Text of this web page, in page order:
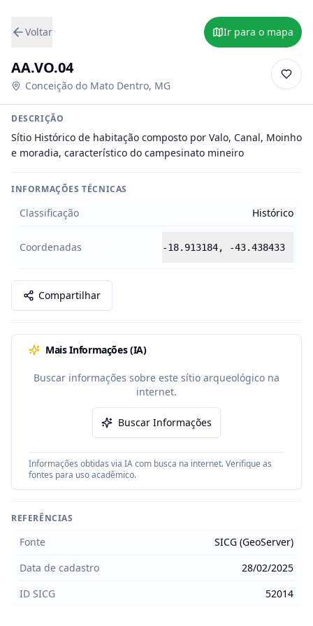
Voltar Ir para o mapa
AA.VO.04
Conceição do Mato Dentro, MG
DESCRIÇÃO
Sítio Histórico de habitação composto por Valo, Canal, Moinho
e moradia, característico do campesinato mineiro
INFORMAÇÕES TÉCNICAS
Classificação Histórico
Coordenadas -18.913184, -43.438433
Compartilhar
Mais Informações (IA)
Buscar informações sobre este sítio arqueológico na
internet.
Buscar Informações
Informações obtidas via IA com busca na internet. Verifique as
fontes para uso acadêmico.
REFERÊNCIAS
Fonte
SICG (GeoServer)
Data de cadastro
28/02/2025
ID SICG
52014